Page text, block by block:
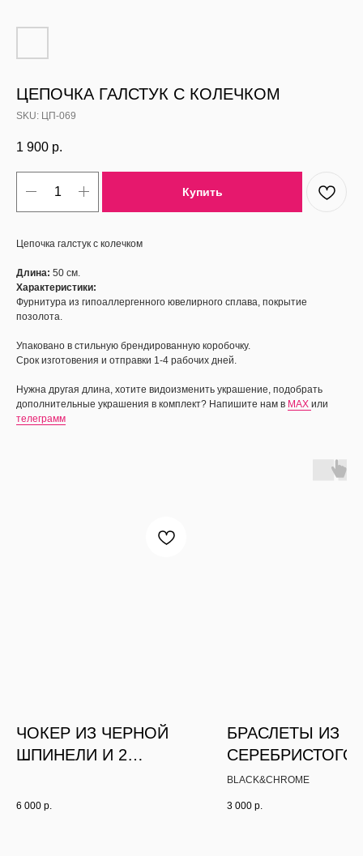
ЦЕПОЧКА ГАЛСТУК С КОЛЕЧКОМ
SKU: ЦП-069
1 900 р.
Купить
Цепочка галстук с колечком
Длина: 50 см.
Характеристики:
Фурнитура из гипоаллергенного ювелирного сплава, покрытие
позолота.
Упаковано в стильную брендированную коробочку.
Срок изготовения и отправки 1-4 рабочих дней.
Нужна другая длина, хотите видоизменить украшение, подобрать
дополнительные украшения в комплект? Напишите нам в MAX или
телеграмм
ЧОКЕР ИЗ ЧЕРНОЙ
ШПИНЕЛИ И 2
6 000 р.
БРАСЛЕТЫ ИЗ
СЕРЕБРИСТОГО
ГЕМАТИТА
BLACK&CHROME
3 000 р.